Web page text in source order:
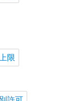
限